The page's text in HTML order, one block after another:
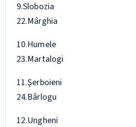
22.Mârghia
23.Martalogi
24.Bârlogu